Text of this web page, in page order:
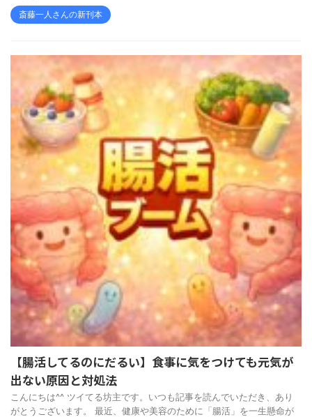
斎藤一人さんの新刊本
【腸活してるのにだるい】食事に気をつけても元気が
出ない原因と対処法
こんにちは^^ ツイてる坊主です。いつも記事を読んでいただき、あり
がとうございます。 最近、健康や美容のために「腸活」を一生懸命が